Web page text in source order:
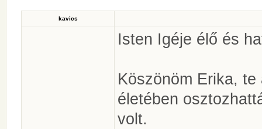
kavics
Isten Igéje élő és
Köszönöm Erika,
életében
volt.